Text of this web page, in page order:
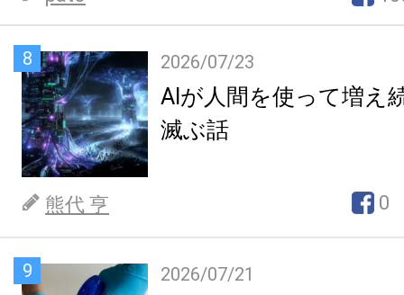
8 2026/07/23
AIが人間を使って増え
滅ぶ話
熊代 亨 0
9 2026/07/21